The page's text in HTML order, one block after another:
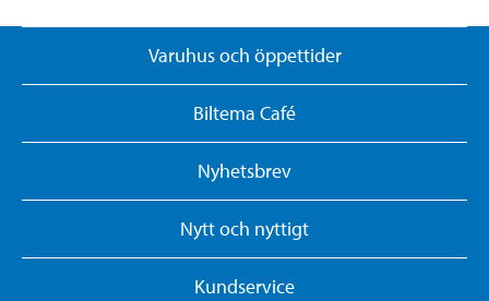
Varuhus och öppettider
Biltema Café
Nyhetsbrev
Nytt och nyttigt
Kundservice